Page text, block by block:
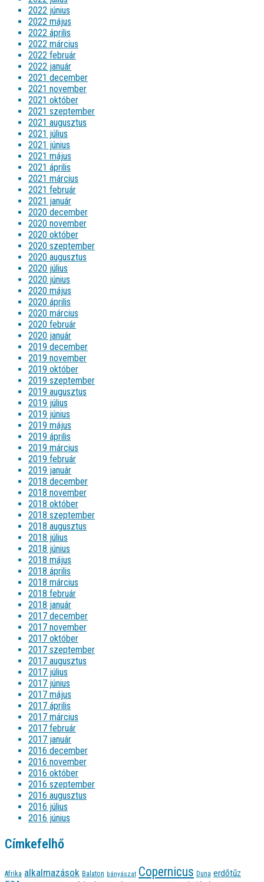
2022 június
2022 május
2022 április
2022 március
2022 február
2022 január
2021 december
2021 november
2021 október
2021 szeptember
2021 augusztus
2021 július
2021 június
2021 május
2021 április
2021 március
2021 február
2021 január
2020 december
2020 november
2020 október
2020 szeptember
2020 augusztus
2020 július
2020 június
2020 május
2020 április
2020 március
2020 február
2020 január
2019 december
2019 november
2019 október
2019 szeptember
2019 augusztus
2019 július
2019 június
2019 május
2019 április
2019 március
2019 február
2019 január
2018 december
2018 november
2018 október
2018 szeptember
2018 augusztus
2018 július
2018 június
2018 május
2018 április
2018 március
2018 február
2018 január
2017 december
2017 november
2017 október
2017 szeptember
2017 augusztus
2017 július
2017 június
2017 május
2017 április
2017 március
2017 február
2017 január
2016 december
2016 november
2016 október
2016 szeptember
2016 augusztus
2016 július
2016 június
Címkefelhő
Afrika alkalmazások Balaton bányászat Copernicus Duna erdőtűz